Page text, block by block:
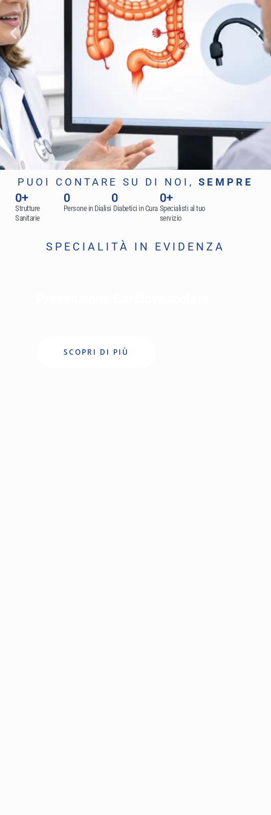
Prevenzione Colon
Visita Specialistica di Chirurgia Generale
PUOI CONTARE SU DI NOI, SEMPRE
Strutture
Sanitarie
0+
Persone in Dialisi
0
Diabetici in Cura
0
Specialisti al tuo
servizio
0+
SPECIALITÀ IN EVIDENZA
SCOPRI DI PIÙ